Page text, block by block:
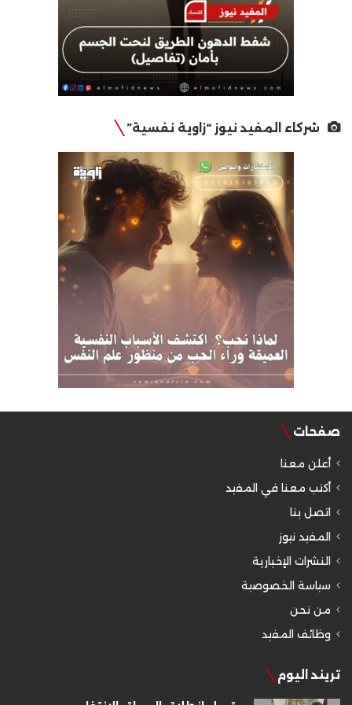
شركاء المفيد نيوز “زاوية نفسية”
صفحات
أعلن معنا
أكتب معنا في المفيد
اتصل بنا
المفيد نيوز
النشرات الإخبارية
سياسة الخصوصية
من نحن
وظائف المفيد
تريند اليوم